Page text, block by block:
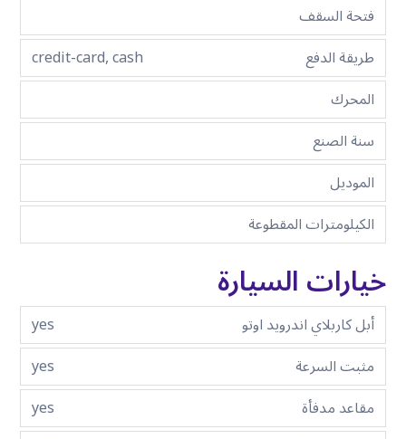
فتحة السقف
طريقة الدفع
credit-card, cash
المحرك
سنة الصنع
الموديل
الكيلومترات المقطوعة
خيارات السيارة
أبل كاربلاي اندرويد اوتو
yes
مثبت السرعة
yes
مقاعد مدفأة
yes